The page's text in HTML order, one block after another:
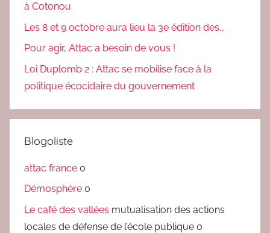
à Cotonou
Les 8 et 9 octobre aura lieu la 3e édition des...
Pour agir, Attac a besoin de vous !
Loi Duplomb 2 : Attac se mobilise face à la
politique écocidaire du gouvernement
Blogoliste
attac france 0
Démosphère 0
Le café des vallées mutualisation des actions
locales de défense de l’école publique 0